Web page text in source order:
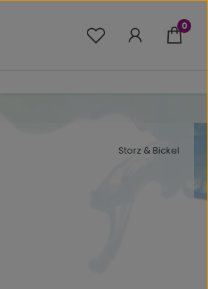
Du hast 0 Produkte
0
Storz & Bickel